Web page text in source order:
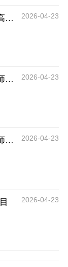
工信部人才交流中心信创规划管理师（高级）考试科目解析 2026-04-23
工信部人才交流中心信创集成项目管理师（初级）考试科目解析 2026-04-23
工信部人才交流中心信创集成项目管理师（中级）考试科目解析 2026-04-23
2026-04-23